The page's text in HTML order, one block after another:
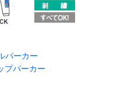
パーカー
プパーカー